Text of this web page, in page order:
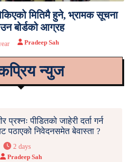
मितिमै हुने, भ्रामक सूचना
बोर्डको आग्रह
Pradeep Sah
न्युज
प्रश्नः पीडितको जाहेरी दर्ता गर्न
पठाएको निवेदनसमेत बेवास्ता ?
2 days
Pradeep Sah